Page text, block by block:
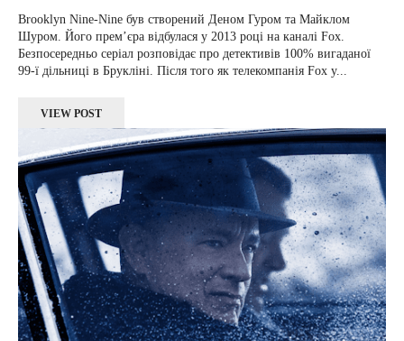
Brooklyn Nine-Nine був створений Деном Гуром та Майклом
Шуром. Його прем’єра відбулася у 2013 році на каналі Fox.
Безпосередньо серіал розповідає про детективів 100% вигаданої
99-ї дільниці в Брукліні. Після того як телекомпанія Fox у...
VIEW POST